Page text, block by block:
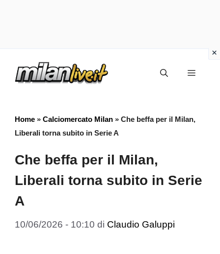
Menu
Home » Calciomercato Milan » Che beffa per il Milan,
Liberali torna subito in Serie A
Che beffa per il Milan,
Liberali torna subito in Serie
A
10/06/2026 - 10:10 di Claudio Galuppi